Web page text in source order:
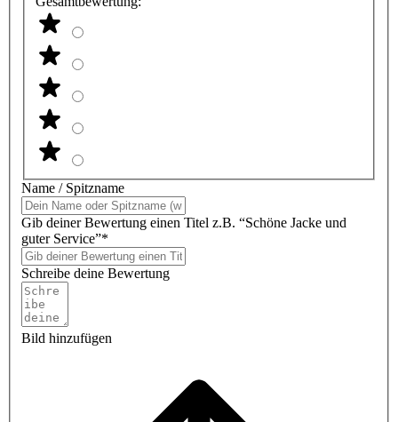
Name / Spitzname
Gib deiner Bewertung einen Titel z.B. “Schöne Jacke und
guter Service”*
Schreibe deine Bewertung
Bild hinzufügen